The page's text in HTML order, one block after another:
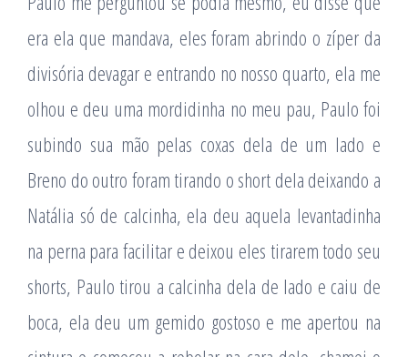
era ela que mandava, eles foram abrindo o zíper da
divisória devagar e entrando no nosso quarto, ela me
olhou e deu uma mordidinha no meu pau, Paulo foi
subindo sua mão pelas coxas dela de um lado e
Breno do outro foram tirando o short dela deixando a
Natália só de calcinha, ela deu aquela levantadinha
na perna para facilitar e deixou eles tirarem todo seu
shorts, Paulo tirou a calcinha dela de lado e caiu de
boca, ela deu um gemido gostoso e me apertou na